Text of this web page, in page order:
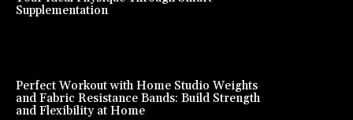
Supplementation
Perfect Workout with Home Studio Weights
and Fabric Resistance Bands: Build Strength
and Flexibility at Home